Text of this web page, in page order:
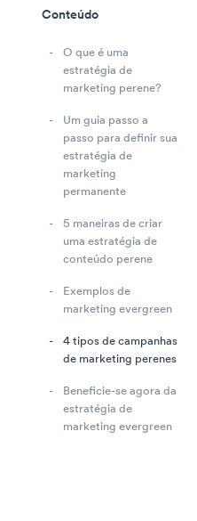
Conteúdo
O que é uma
estratégia de
marketing perene?
Um guia passo a
passo para definir sua
estratégia de
marketing
permanente
5 maneiras de criar
uma estratégia de
conteúdo perene
Exemplos de
marketing evergreen
4 tipos de campanhas
de marketing perenes
Beneficie-se agora da
estratégia de
marketing evergreen